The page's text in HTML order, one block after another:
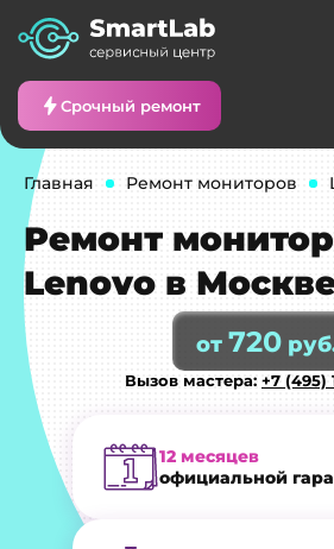
Срочный ремонт
Главная Ремонт мониторов
Ремонт
Lenovo в
от 720
Вызов мастера: +7 (495)
12 месяцев
официальной